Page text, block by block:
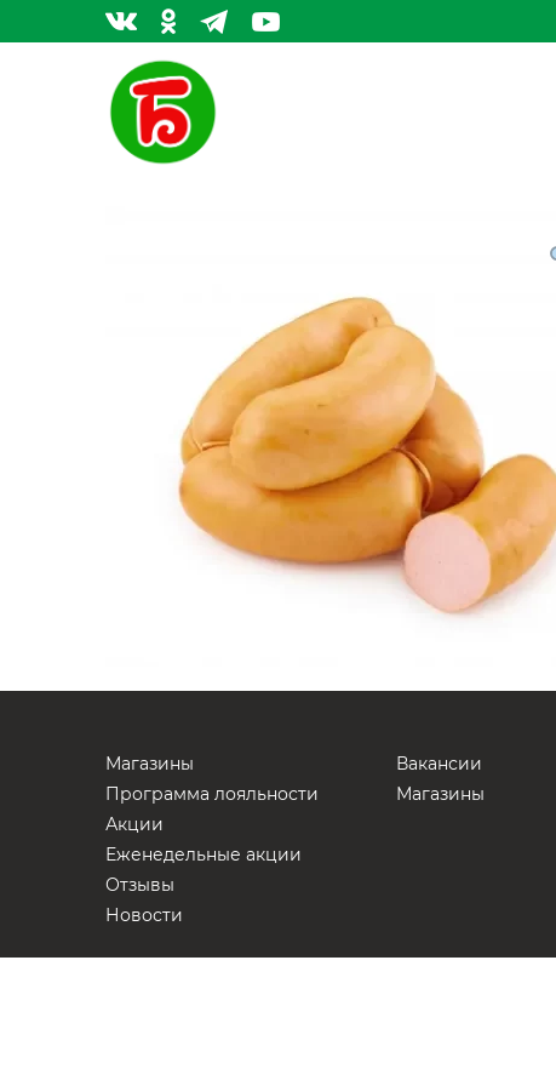
Магазины
Программа лояльности
Акции
Еженедельные акции
Отзывы
Новости
Вакансии
Магазины